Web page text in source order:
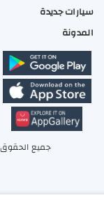
سيارات جديدة
المدونة
جميع